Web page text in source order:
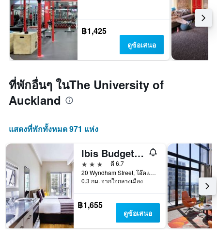
฿1,425
ดูข้อเสนอ
ที่พักอื่นๆ ในThe University of
Auckland
แสดงที่พักทั้งหมด 971 แห่ง
Ibis Budget Auckland Central
3 ดาว
ดี 6.7
20 Wyndham Street, โอ๊คแลนด์, นิวซีแลนด์
0.3 กม. จากใจกลางเมือง
฿1,655
ดูข้อเสนอ